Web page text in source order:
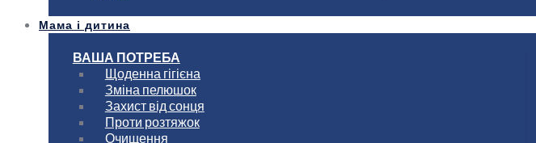
Мама і дитина
ВАША ПОТРЕБА
Щоденна гігієна
Зміна пелюшок
Захист від сонця
Проти розтяжок
Очищення